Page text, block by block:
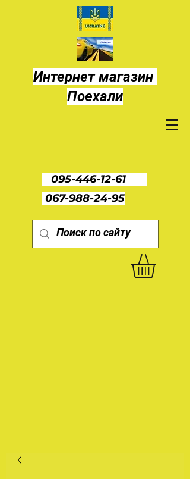
Интернет магазин
Поехали
095-446-12-61
067-988-24-95